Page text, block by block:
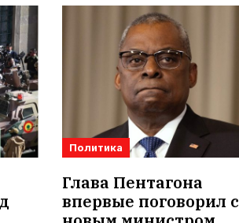
Политика
Глава Пентагона
впервые поговорил с